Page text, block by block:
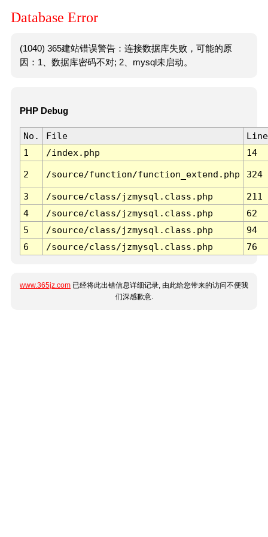
Database Error
(1040) 365建站错误警告：连接数据库失败，可能的原
因：1、数据库密码不对; 2、mysql未启动。
PHP Debug
No. File
Line
1
/index.php 14
2 /source/function/function_extend.php 324
3 /source/class/jzmysql.class.php
211
4
/source/class/jzmysql.class.php
62
5
/source/class/jzmysql.class.php
94
6
/source/class/jzmysql.class.php 76
www.365jz.com 已经将此出错信息详细记录, 由此给您带来的访问不便我
们深感歉意.